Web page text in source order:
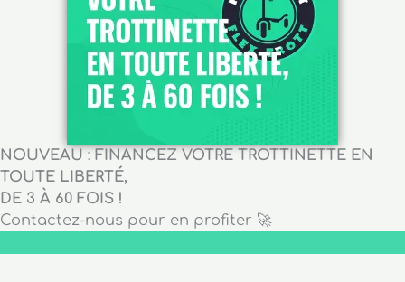
NOUVEAU : FINANCEZ VOTRE TROTTINETTE EN
TOUTE LIBERTÉ,
DE 3 À 60 FOIS !
Contactez-nous pour en profiter 🚀